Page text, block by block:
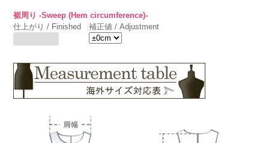
裾周り -Sweep (Hem circumference)-
仕上がり / Finished
補正値 / Adjustment